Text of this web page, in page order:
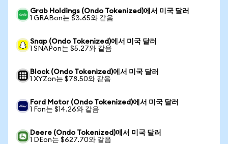
Grab Holdings (Ondo Tokenized)에서 미국 달러
1 GRABon는 $3.65와 같음
Snap (Ondo Tokenized)에서 미국 달러
1 SNAPon는 $5.27와 같음
Block (Ondo Tokenized)에서 미국 달러
1 XYZon는 $78.50와 같음
Ford Motor (Ondo Tokenized)에서 미국 달러
1 Fon는 $14.26와 같음
Deere (Ondo Tokenized)에서 미국 달러
1 DEon는 $627.70와 같음